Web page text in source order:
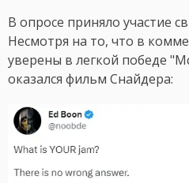
В опросе приняло участие
Несмотря на то, что в
уверены в легкой победе
оказался фильм Снайдера: